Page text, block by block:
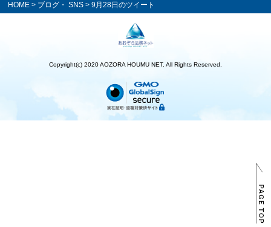
HOME > ブログ・ SNS > 9月28日のツイート
Copyright(c) 2020 AOZORA HOUMU NET. All Rights Reserved.